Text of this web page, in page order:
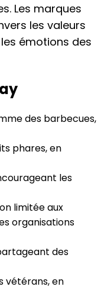
Les marques
les valeurs
émotions des
des barbecues,
phares, en
les
limitée aux
organisations
des
vétérans, en